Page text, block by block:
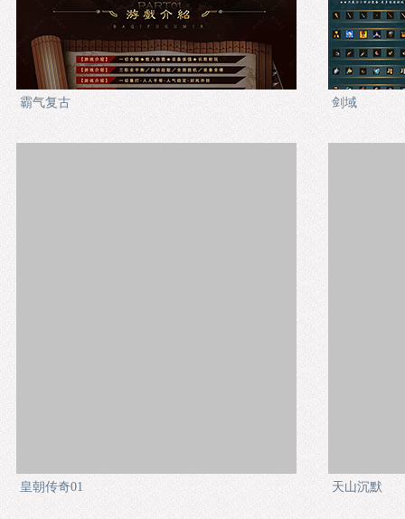
霸气复古 剑域
皇朝传奇01 天山沉默